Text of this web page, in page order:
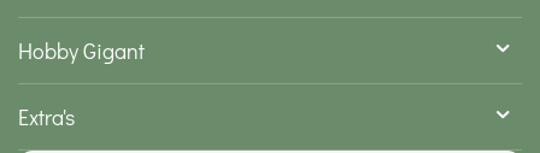
Hobby Gigant
Extra's